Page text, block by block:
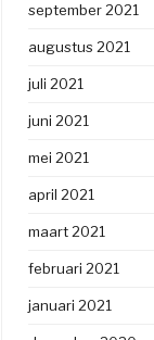
september 2021
augustus 2021
juli 2021
juni 2021
mei 2021
april 2021
maart 2021
februari 2021
januari 2021